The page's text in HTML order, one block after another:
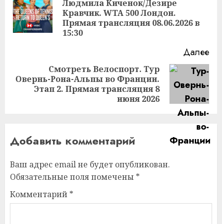
Людмила Киченок/Дезире
Кравчик. WTA 500 Лондон.
Прямая трансляция 08.06.2026 в
15:30
Далее
Следующая
запись:
Смотреть Велоспорт. Тур
Овернь-Рона-Альпы во Франции.
Этап 2. Прямая трансляция 8
июня 2026
Добавить комментарий
Ваш адрес email не будет опубликован.
Обязательные поля помечены *
Комментарий *